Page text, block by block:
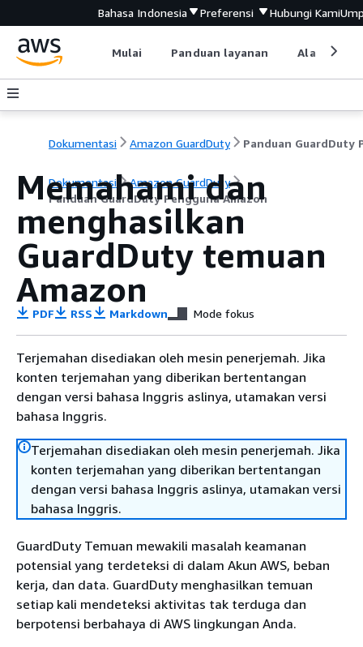
Bahasa Indonesia Preferensi Hubungi Kami
Mulai Panduan layanan Alat
Dokumentasi Amazon GuardDuty
Dokumentasi
Amazon GuardDuty
Panduan GuardDuty Pengguna Amazon
Memahami dan
menghasilkan
GuardDuty temuan
Amazon
PDF RSS Markdown Mode fokus
Terjemahan disediakan oleh mesin penerjemah. Jika
konten terjemahan yang diberikan bertentangan
dengan versi bahasa Inggris aslinya, utamakan versi
bahasa Inggris.
Terjemahan disediakan oleh mesin penerjemah. Jika
konten terjemahan yang diberikan bertentangan
dengan versi bahasa Inggris aslinya, utamakan versi
bahasa Inggris.
GuardDuty Temuan mewakili masalah keamanan
potensial yang terdeteksi di dalam Akun AWS, beban
kerja, dan data. GuardDuty menghasilkan temuan
setiap kali mendeteksi aktivitas tak terduga dan
berpotensi berbahaya di AWS lingkungan Anda.